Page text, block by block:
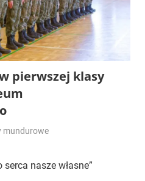
pierwszej klasy
mundurowe
nasze własne”